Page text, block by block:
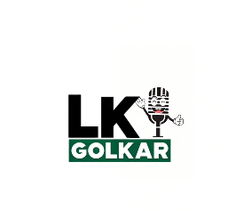
Taruna memperoleh wawasan yang
perkembangan geopolitik Indonesia
berubah. Bekal seperti ini sangat
Ia berharap sinergi antara DPR RI,
membidangi pertahanan, dengan
dapat terus diperkuat melalui kegiatan
kebangsaan. Menurutnya, kolaborasi
memperkaya perspektif para Taruna
menghadapi tantangan penugasan di